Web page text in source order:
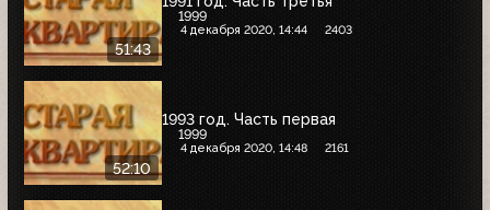
51:43
1999
4 декабря 2020, 14:44 2403
52:10
1993 год. Часть первая
1999
4 декабря 2020, 14:48 2161